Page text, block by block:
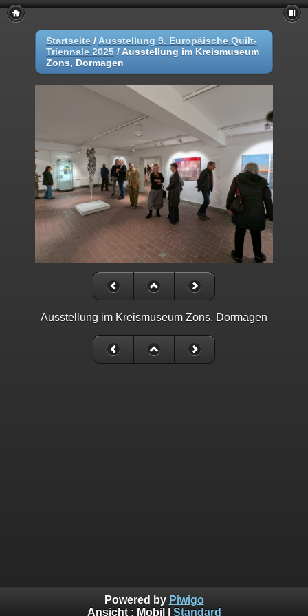
Startseite / Ausstellung 9. Europäische Quilt-
Triennale 2025 / Ausstellung im Kreismuseum
Zons, Dormagen
Ausstellung im Kreismuseum Zons, Dormagen
Powered by Piwigo
Ansicht : Mobil Standard